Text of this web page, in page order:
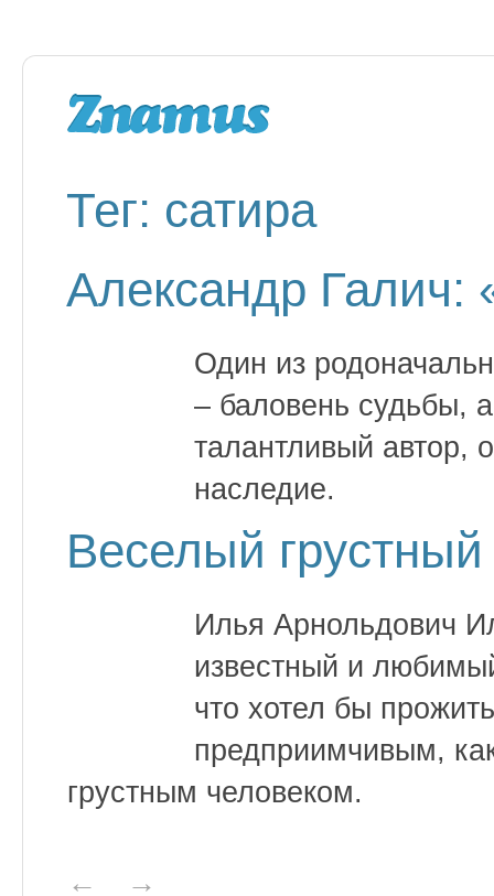
Тег: сатира
Александр Галич:
Один из
– баловень судьбы,
талантливый автор,
наследие.
Веселый
Илья Арнольдович
известный и
что хотел бы
предприимчивым,
грустным человеком.
← →